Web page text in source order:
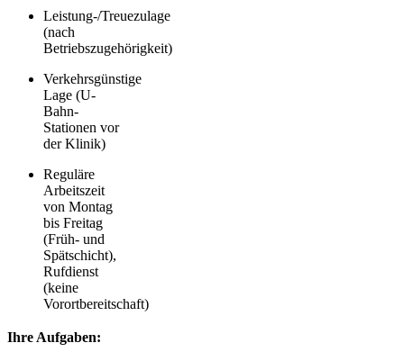
Leistung-/Treuezulage
(nach
Betriebszugehörigkeit)
Verkehrsgünstige
Lage (U-
Bahn-
Stationen vor
der Klinik)
Reguläre
Arbeitszeit
von Montag
bis Freitag
(Früh- und
Spätschicht),
Rufdienst
(keine
Vorortbereitschaft)
Ihre Aufgaben: